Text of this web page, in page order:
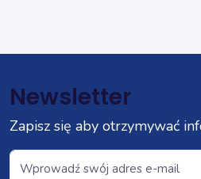
Newsletter
Zapisz się aby otrzymywać